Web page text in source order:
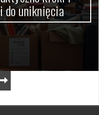
do uniknięcia